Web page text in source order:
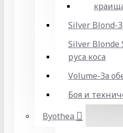
Silver Blond-
Silver Blonde
руса коса
Volume-За
Боя и
Byothea